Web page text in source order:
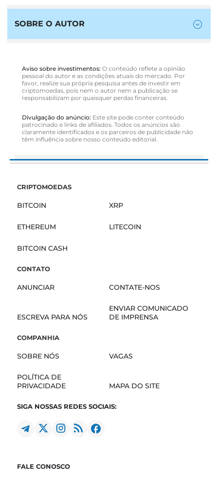
SOBRE O AUTOR
Aviso sobre investimentos: O conteúdo reflete a opinião
pessoal do autor e as condições atuais do mercado. Por
favor, realize sua própria pesquisa antes de investir em
criptomoedas, pois nem o autor nem a publicação se
responsabilizam por quaisquer perdas financeiras.
Divulgação do anúncio: Este site pode conter conteúdo
patrocinado e links de afiliados. Todos os anúncios são
claramente identificados e os parceiros de publicidade não
têm influência sobre nosso conteúdo editorial.
CRIPTOMOEDAS
BITCOIN XRP
ETHEREUM LITECOIN
BITCOIN CASH
CONTATO
ANUNCIAR CONTATE-NOS
ESCREVA PARA NÓS
ENVIAR COMUNICADO
DE IMPRENSA
COMPANHIA
SOBRE NÓS VAGAS
POLÍTICA DE
PRIVACIDADE
MAPA DO SITE
SIGA NOSSAS REDES SOCIAIS:
FALE CONOSCO